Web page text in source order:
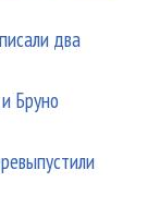
два
Бруно